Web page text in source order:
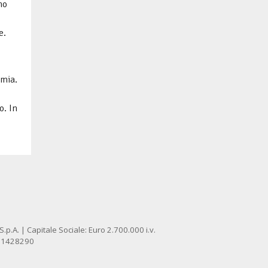
In
| Capitale Sociale: Euro 2.700.000 i.v.